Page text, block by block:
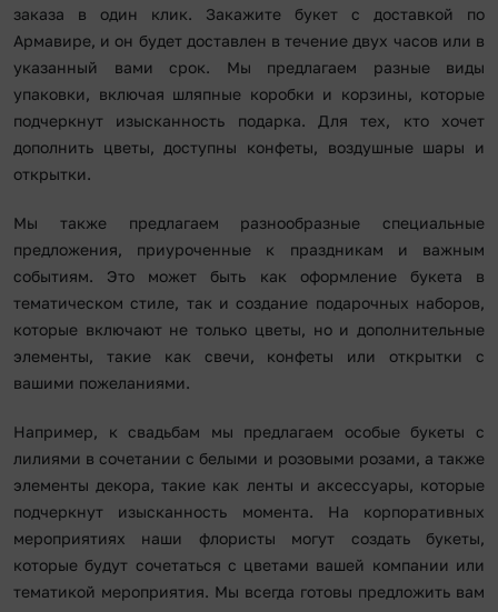
заказа в один клик. Закажите букет с доставкой по
Армавире, и он будет доставлен в течение двух часов или в
указанный вами срок. Мы предлагаем разные виды
упаковки, включая шляпные коробки и корзины, которые
подчеркнут изысканность подарка. Для тех, кто хочет
дополнить цветы, доступны конфеты, воздушные шары и
открытки.
Мы также предлагаем разнообразные специальные
предложения, приуроченные к праздникам и важным
событиям. Это может быть как оформление букета в
тематическом стиле, так и создание подарочных наборов,
которые включают не только цветы, но и дополнительные
элементы, такие как свечи, конфеты или открытки с
вашими пожеланиями.
Например, к свадьбам мы предлагаем особые букеты с
лилиями в сочетании с белыми и розовыми розами, а также
элементы декора, такие как ленты и аксессуары, которые
подчеркнут изысканность момента. На корпоративных
мероприятиях наши флористы могут создать букеты,
которые будут сочетаться с цветами вашей компании или
тематикой мероприятия. Мы всегда готовы предложить вам